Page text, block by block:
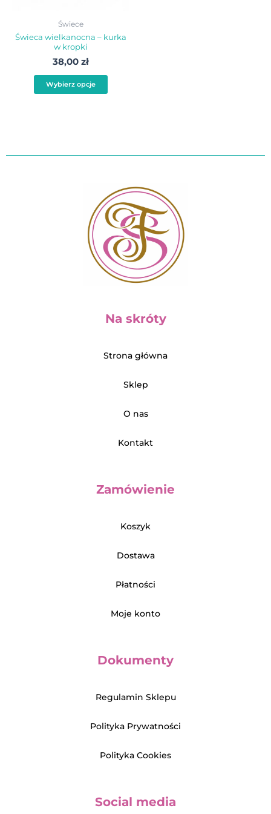
Świece
Świeca wielkanocna – kurka
w kropki
38,00 zł
Wybierz opcje
na
Na skróty
Strona główna
Sklep
O nas
Kontakt
Zamówienie
Koszyk
Dostawa
Płatności
Moje konto
Dokumenty
Regulamin Sklepu
Polityka Prywatności
Polityka Cookies
Social media